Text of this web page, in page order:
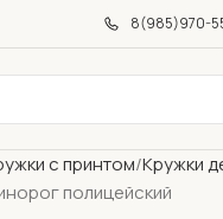
8(985)970-
с принтом Кружки
полицейский